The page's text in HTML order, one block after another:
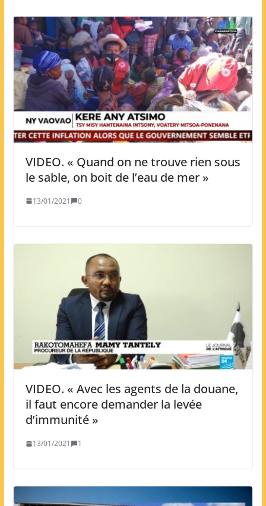
VIDEO. « Quand on ne trouve rien sous
le sable, on boit de l’eau de mer »
13/01/2021 0
VIDEO. « Avec les agents de la douane,
il faut encore demander la levée
d’immunité »
13/01/2021 1